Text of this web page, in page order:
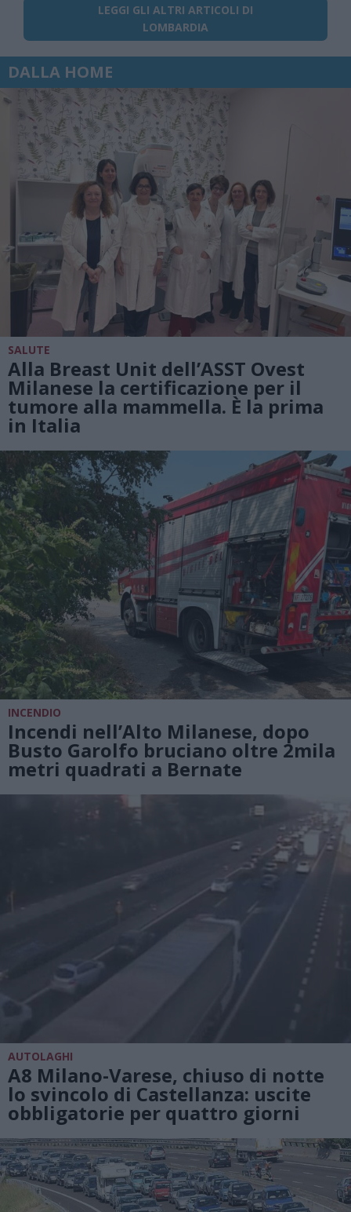
LEGGI GLI ALTRI ARTICOLI DI
LOMBARDIA
DALLA HOME
SALUTE
Alla Breast Unit dell’ASST Ovest
Milanese la certificazione per il
tumore alla mammella. È la prima
in Italia
INCENDIO
Incendi nell’Alto Milanese, dopo
Busto Garolfo bruciano oltre 2mila
metri quadrati a Bernate
AUTOLAGHI
A8 Milano-Varese, chiuso di notte
lo svincolo di Castellanza: uscite
obbligatorie per quattro giorni